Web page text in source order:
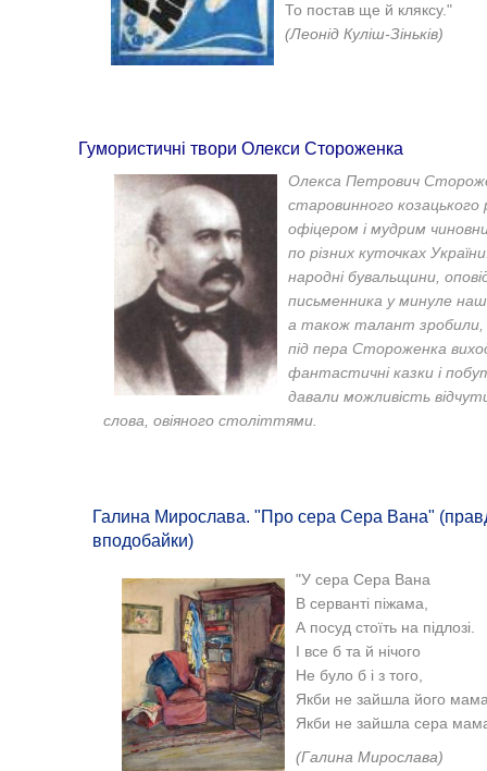
То постав ще й кляксу."
(Леонід Куліш-Зіньків)
Гумористичні твори Олекси Стороженка
Олекса Петрович
старовинного козацького
офіцером і мудрим
по різних куточках
народні бувальщини,
письменника у минуле
а також талант зробили,
під пера Стороженка
фантастичні казки і
давали можливість
слова, овіяного століттями.
Галина Мирослава. "Про сера Сера Вана"
вподобайки)
"У сера Сера Вана
В серванті піжама,
А посуд стоїть на підлозі.
І все б та й нічого
Не було б і з того,
Якби не зайшла його
Якби не зайшла сера
(Галина Мирослава)